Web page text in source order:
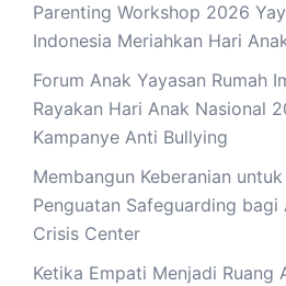
Parenting Workshop 2026
Indonesia Meriahkan Hari
Forum Anak Yayasan Rumah
Rayakan Hari Anak Nasional
Kampanye Anti Bullying
Membangun Keberanian
Penguatan Safeguarding bagi
Crisis Center
Ketika Empati Menjadi Ruang